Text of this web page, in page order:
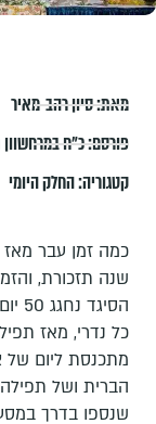
מאת:סיון רהב-מאיר
פורסם:כ״ח במרחשוון
קטגוריה:החלק היומי
כמה זמן עבר מאז
כל נדרי, מאז
מתכנסת ליום של
הברית ושל
שנספו בדרך במסע